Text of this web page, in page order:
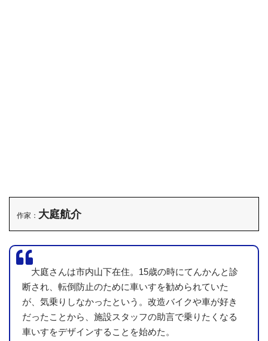
作家： 大庭航介
大庭さんは市内山下在住。15歳の時にてんかんと診
断され、転倒防止のために車いすを勧められていた
が、気乗りしなかったという。改造バイクや車が好き
だったことから、施設スタッフの助言で乗りたくなる
車いすをデザインすることを始めた。